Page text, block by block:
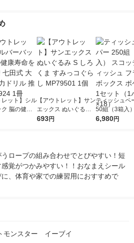
レット】シル
脳の健康
す! 七田式
【アウトレット】サン
エックス ぬいぐるみ
S しろくま すみっコ
693円
ティッシュペ
50組（3箱入
ティ ティッシ
6,980円
うロープの組み合わせでとびやすい！短
覚がつかみやすい！！おなまえシール
、体育や家での練習用におすすめで
モンスター イーブイ